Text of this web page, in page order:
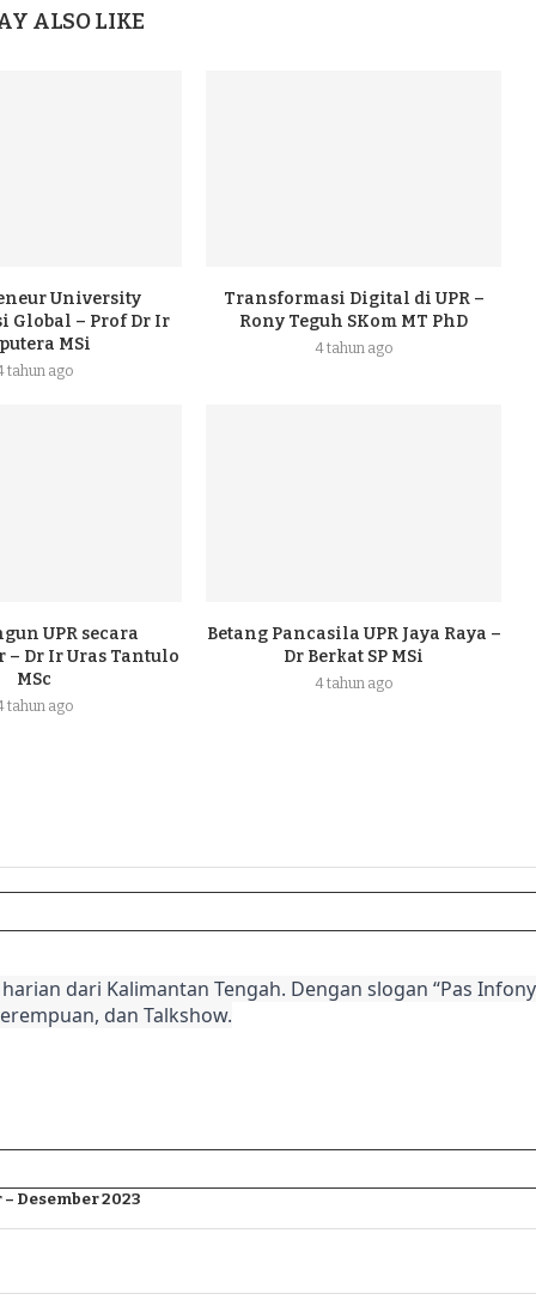
ALSO LIKE
University
Global – Prof Dr Ir
MSi
tahun ago
Transformasi Digital di UPR –
Rony Teguh SKom MT PhD
4 tahun ago
UPR secara
– Dr Ir Uras Tantulo
MSc
tahun ago
Betang Pancasila UPR Jaya Raya –
Dr Berkat SP MSi
4 tahun ago
dari Kalimantan Tengah. Dengan slogan “Pas
dan Talkshow.
Desember 2023